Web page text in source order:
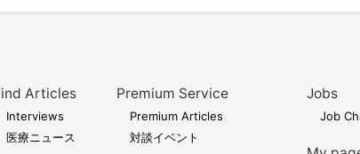
Articles
Interviews
医療ニュース
Premium Service
Premium Articles
対談イベント
Jobs
Job